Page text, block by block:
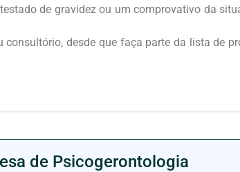
de gravidez ou um comprovativo da
desde que faça parte da lista de
de Psicogerontologia